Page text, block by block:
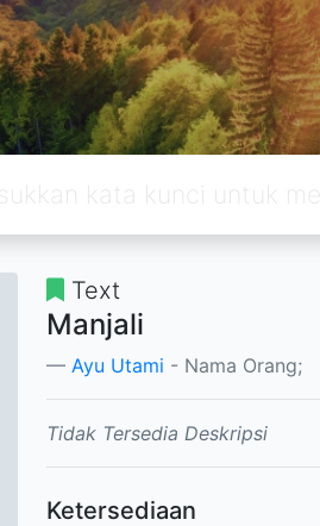
Text
Manjali
Ayu Utami - Nama Orang;
Tidak Tersedia Deskripsi
Ketersediaan